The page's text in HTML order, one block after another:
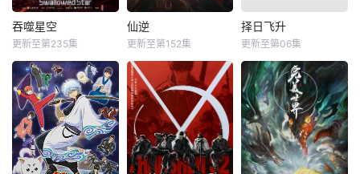
吞噬星空
更新至第235集
仙逆
更新至第152集
择日飞升
更新至第06集